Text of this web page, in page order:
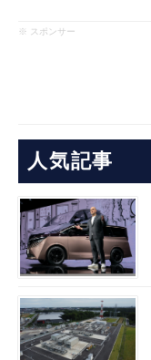
※ スポンサー
人気記事